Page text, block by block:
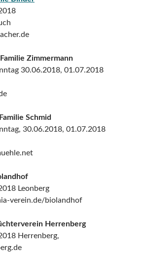
Zimmermann
30.06.2018, 01.07.2018
Schmid
30.06.2018, 01.07.2018
Leonberg
verein.de/biolandhof
Herrenberg
Herrenberg,